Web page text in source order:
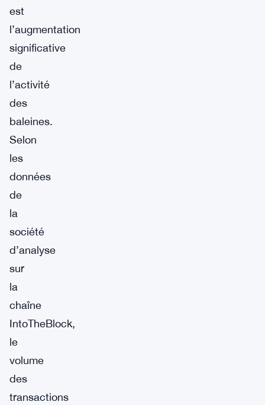
est
l’augmentation
significative
de
l’activité
des
baleines.
Selon
les
données
de
la
société
d’analyse
sur
la
chaîne
IntoTheBlock,
le
volume
des
transactions